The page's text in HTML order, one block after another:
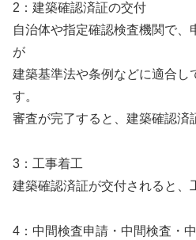
2：建築確認済証の交付
自治体や指定確認検査機関で、
が
建築基準法や条例などに適合し
す。
審査が完了すると、建築確認済
3：工事着工
建築確認済証が交付されると、
4：中間検査申請・中間検査・